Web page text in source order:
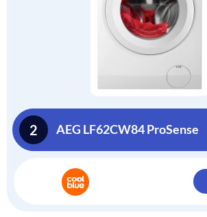
2 AEG LF62CW84 ProSense